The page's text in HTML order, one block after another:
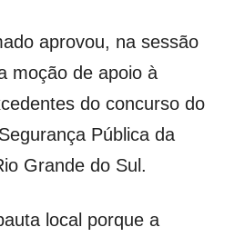
aprovou, na sessão
moção de apoio à
do concurso do
Pública da
Grande do Sul.
local porque a